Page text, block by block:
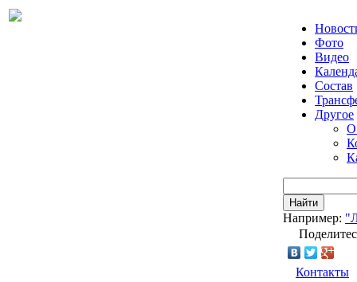
Фото
Видео
Состав
Другое
О
Найти
Например:
Контакты